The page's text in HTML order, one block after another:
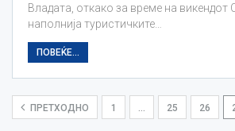
Владата, откако за време на викендот
наполнија туристичките…
ПОВЕЌЕ...
ПРЕТХОДНО 1 25 26